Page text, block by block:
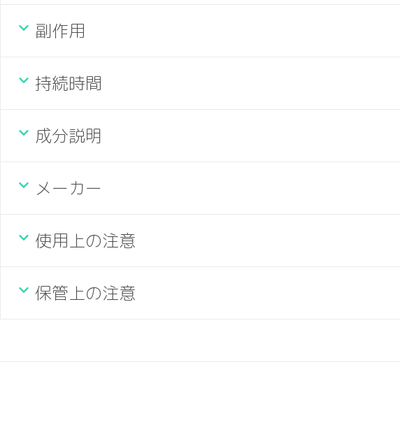
副作用
持続時間
成分説明
メーカー
使用上の注意
保管上の注意